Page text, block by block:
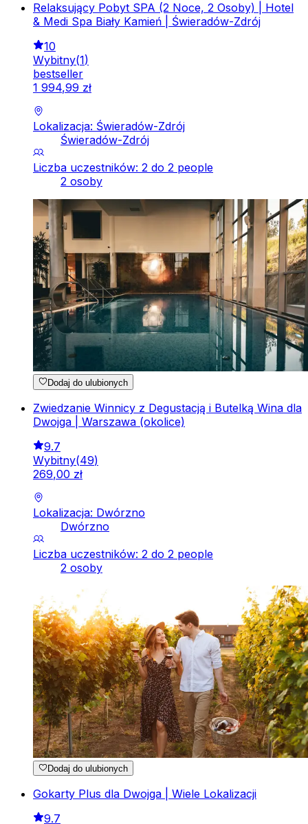
Relaksujący Pobyt SPA (2 Noce, 2 Osoby) | Hotel
& Medi Spa Biały Kamień | Świeradów-Zdrój
10
Wybitny(1)
bestseller
1 994,99 zł
Lokalizacja: Świeradów-Zdrój
Świeradów-Zdrój
Liczba uczestników: 2 do 2 people
2 osoby
Dodaj do ulubionych
Zwiedzanie Winnicy z Degustacją i Butelką Wina dla
Dwojga | Warszawa (okolice)
9.7
Wybitny(49)
269,00 zł
Lokalizacja: Dwórzno
Dwórzno
Liczba uczestników: 2 do 2 people
2 osoby
Dodaj do ulubionych
Gokarty Plus dla Dwojga | Wiele Lokalizacji
9.7